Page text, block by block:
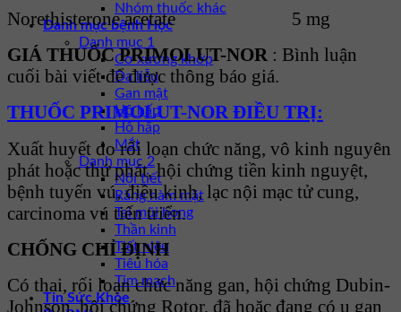
Nhóm thuốc khác
Danh mục bệnh Học
Danh mục 1
Cơ xương khớp
Da liễu
Gan mật
Hô hấp
Hô hấp
Mắt
Danh mục 2
Nội tiết
Răng hàm mặt
Tai mũi họng
Thần kinh
Tiết niệu
Tiêu hóa
Tim mạch
Tin Sức Khỏe
Norethisterone acetate 5 mg
GIÁ THUỐC PRIMOLUT-NOR : Bình luận
cuối bài viết để được thông báo giá.
THUỐC PRIMOLUT-NOR ĐIỀU TRỊ:
Xuất huyết do rối loạn chức năng, vô kinh nguyên
phát hoặc thứ phát, hội chứng tiền kinh nguyệt,
bệnh tuyến vú, điều kinh, lạc nội mạc tử cung,
carcinoma vú tiến triển.
CHỐNG CHỈ ĐỊNH
Có thai, rối loạn chức năng gan, hội chứng Dubin-
Johnson, hội chứng Rotor, đã hoặc đang có u gan